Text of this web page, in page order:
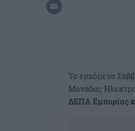
Το ερχόμενο
Μονάδας
ΔΕΠΑ Εμπορίας